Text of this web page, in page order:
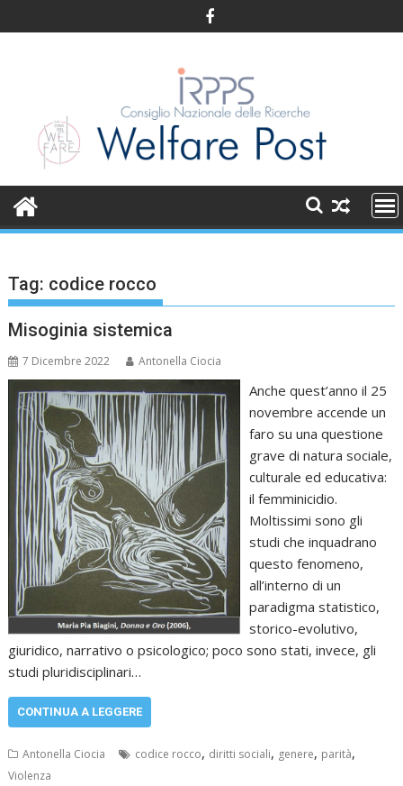
to
Tag: codice rocco
Misoginia sistemica
7 Dicembre 2022 Antonella Ciocia
Anche quest’anno il 25
novembre accende un
faro su una questione
grave di natura sociale,
culturale ed educativa:
il femminicidio.
Moltissimi sono gli
studi che inquadrano
questo fenomeno,
all’interno di un
paradigma statistico,
storico-evolutivo,
giuridico, narrativo o psicologico; poco sono stati, invece, gli
studi pluridisciplinari…
CONTINUA A LEGGERE
Antonella Ciocia codice rocco, diritti sociali, genere, parità,
Violenza